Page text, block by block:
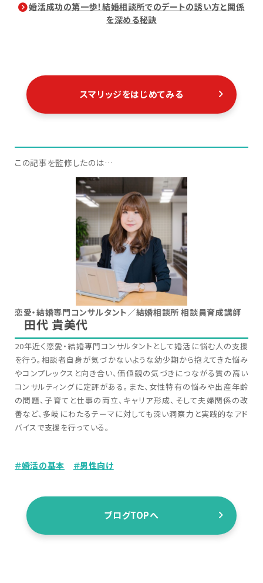
婚活成功の第一歩！結婚相談所でのデートの誘い方と関係
を深める秘訣
スマリッジをはじめてみる
この記事を監修したのは…
恋愛・結婚専門コンサルタント／結婚相談所 相談員育成講師
田代 貴美代
20年近く恋愛・結婚専門コンサルタントとして婚活に悩む人の支援
を行う。相談者自身が気づかないような幼少期から抱えてきた悩み
やコンプレックスと向き合い、価値観の気づきにつながる質の高い
コンサルティングに定評がある。また、女性特有の悩みや出産年齢
の問題、子育てと仕事の両立、キャリア形成、そして夫婦関係の改
善など、多岐にわたるテーマに対しても深い洞察力と実践的なアド
バイスで支援を行っている。
＃婚活の基本 ＃男性向け
ブログTOPへ